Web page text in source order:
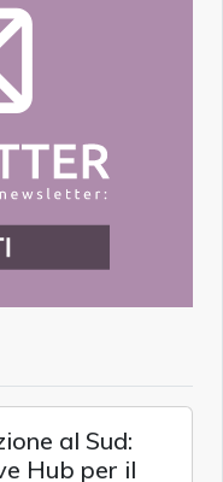
al Sud:
Hub per il